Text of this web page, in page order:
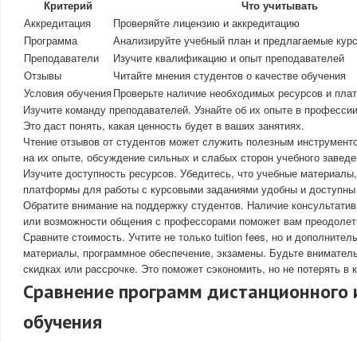
Критерий
Что учитывать
Аккредитация
Проверяйте лицензию и аккредитацию
Программа
Анализируйте учебный план и предлагаемые
Преподаватели
Изучите квалификацию и опыт преподавателей
Отзывы
Читайте мнения студентов о качестве обучения
Условия обученияПроверьте наличие необходимых ресурсов и
Изучите команду преподавателей. Узнайте об их опыте в
Это даст понять, какая ценность будет в ваших занятиях.
Чтение отзывов от студентов может служить полезным
на их опыте, обсуждение сильных и слабых сторон учебного
Изучите доступность ресурсов. Убедитесь, что учебные
платформы для работы с курсовыми заданиями удобны и
Обратите внимание на поддержку студентов. Наличие
или возможности общения с профессорами поможет вам
Сравните стоимость. Учтите не только tuition fees, но и
материалы, программное обеспечение, экзамены. Будьте
скидках или рассрочке. Это поможет сэкономить, но не потерять в
Сравнение программ дистанционного
обучения